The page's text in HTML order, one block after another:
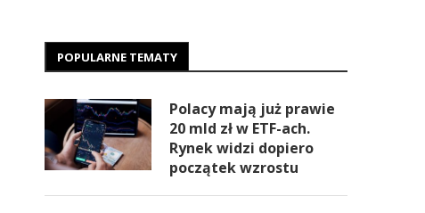
POPULARNE TEMATY
Polacy mają już prawie
20 mld zł w ETF-ach.
Rynek widzi dopiero
początek wzrostu